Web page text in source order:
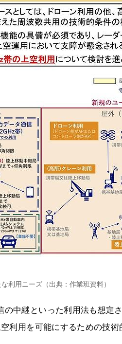
利用ニーズ（出典：作業班資料）
中継といった利用法も想定
利用を可能にするための技術